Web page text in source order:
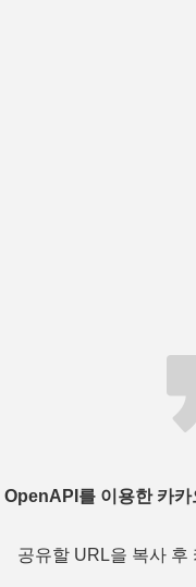
OpenAPI를 이용한 카
공유할 URL을 복사 후